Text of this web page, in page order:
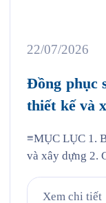
22/07/2026
Đồng phục
thiết kế và
≡MỤC LỤC 1.
và xây dựng 2.
chi tiết thêu 5.
Xem chi tiết